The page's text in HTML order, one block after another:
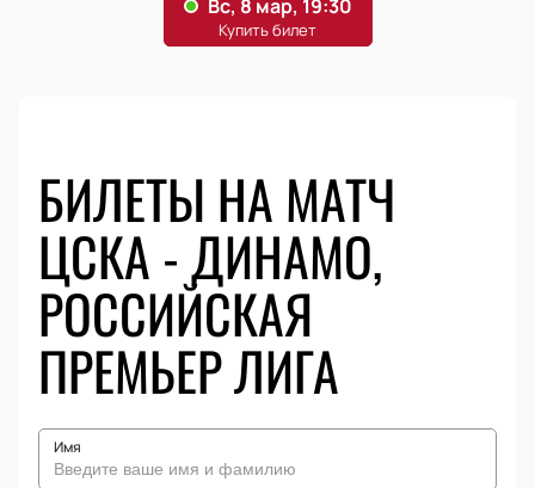
БИЛЕТЫ НА МАТЧ
ЦСКА - ДИНАМО,
РОССИЙСКАЯ
ПРЕМЬЕР ЛИГА
Имя